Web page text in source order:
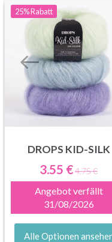
25%Rabatt
DROPS KID-SILK
3.55 €4.75 €
Angebot verfällt
31/08/2026
Alle Optionen